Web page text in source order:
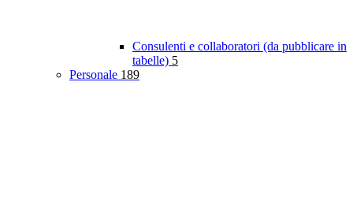
Consulenti e collaboratori (da pubblicare in
tabelle) 5
Personale 189